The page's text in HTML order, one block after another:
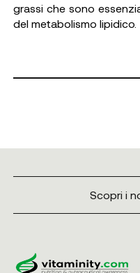
grassi che sono
del metabolismo lipidico.
Scopri i